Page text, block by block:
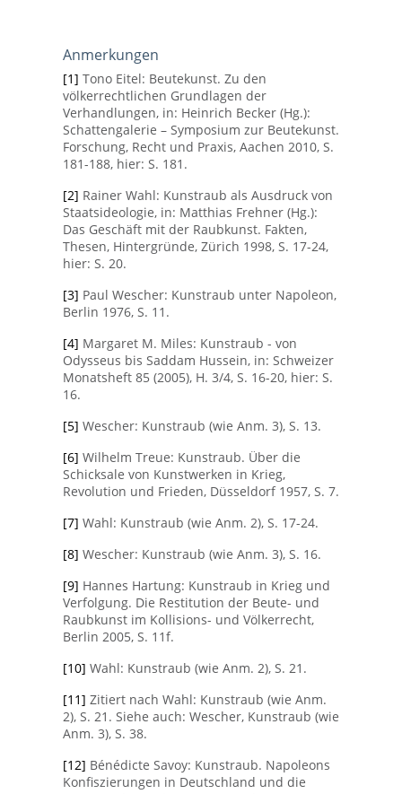
Anmerkungen
[1] Tono Eitel: Beutekunst. Zu den
völkerrechtlichen Grundlagen der
Verhandlungen, in: Heinrich Becker (Hg.):
Schattengalerie – Symposium zur Beutekunst.
Forschung, Recht und Praxis, Aachen 2010, S.
181-188, hier: S. 181.
[2] Rainer Wahl: Kunstraub als Ausdruck von
Staatsideologie, in: Matthias Frehner (Hg.):
Das Geschäft mit der Raubkunst. Fakten,
Thesen, Hintergründe, Zürich 1998, S. 17-24,
hier: S. 20.
[3] Paul Wescher: Kunstraub unter Napoleon,
Berlin 1976, S. 11.
[4] Margaret M. Miles: Kunstraub - von
Odysseus bis Saddam Hussein, in: Schweizer
Monatsheft 85 (2005), H. 3/4, S. 16-20, hier: S.
16.
[5] Wescher: Kunstraub (wie Anm. 3), S. 13.
[6] Wilhelm Treue: Kunstraub. Über die
Schicksale von Kunstwerken in Krieg,
Revolution und Frieden, Düsseldorf 1957, S. 7.
[7] Wahl: Kunstraub (wie Anm. 2), S. 17-24.
[8] Wescher: Kunstraub (wie Anm. 3), S. 16.
[9] Hannes Hartung: Kunstraub in Krieg und
Verfolgung. Die Restitution der Beute- und
Raubkunst im Kollisions- und Völkerrecht,
Berlin 2005, S. 11f.
[10] Wahl: Kunstraub (wie Anm. 2), S. 21.
[11] Zitiert nach Wahl: Kunstraub (wie Anm.
2), S. 21. Siehe auch: Wescher, Kunstraub (wie
Anm. 3), S. 38.
[12] Bénédicte Savoy: Kunstraub. Napoleons
Konfiszierungen in Deutschland und die